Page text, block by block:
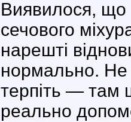
Виявилося, що
сечового
нарешті
нормально. Не
терпіть — там
реально